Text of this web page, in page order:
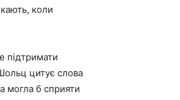
коли
підтримати
цитує слова
могла б сприяти